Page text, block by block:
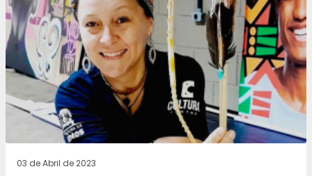
03 de Abril de 2023